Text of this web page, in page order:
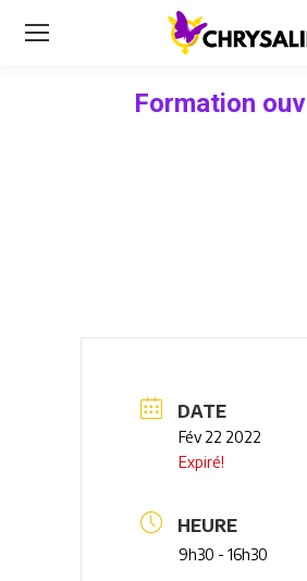
Formation
DATE
Fév 22 2022
Expiré!
HEURE
9h30 - 16h30